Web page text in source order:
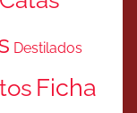
Destilados
Ficha